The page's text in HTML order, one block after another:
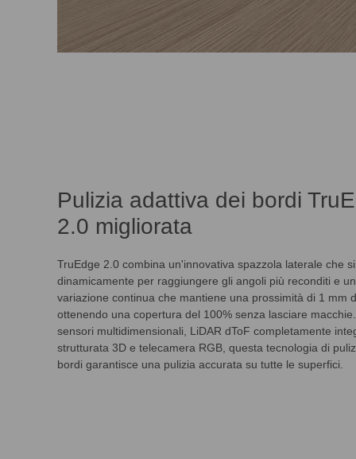
Pulizia adattiva dei bordi
2.0 migliorata
TruEdge 2.0 combina un'innovativa spazzola laterale che
dinamicamente per raggiungere gli angoli più reconditi e
variazione continua che mantiene una prossimità di 1 mm
ottenendo una copertura del 100% senza lasciare
sensori multidimensionali, LiDAR dToF completamente
strutturata 3D e telecamera RGB, questa tecnologia di
bordi garantisce una pulizia accurata su tutte le superfici.